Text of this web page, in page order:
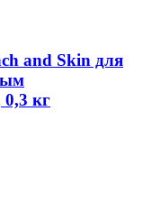
and Skin для
кг